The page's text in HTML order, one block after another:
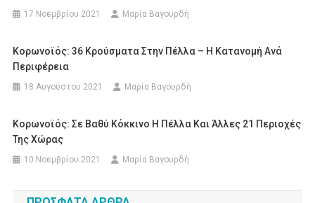
17 Νοεμβρίου 2021 Μαρία Βαγουρδή
Κορωνοϊός: 36 Κρούσματα Στην Πέλλα – Η Κατανομή Ανά
Περιφέρεια
18 Αυγούστου 2021 Μαρία Βαγουρδή
Κορωνοϊός: Σε Βαθύ Κόκκινο Η Πέλλα Και Άλλες 21 Περιοχές
Της Χώρας
10 Νοεμβρίου 2021 Μαρία Βαγουρδή